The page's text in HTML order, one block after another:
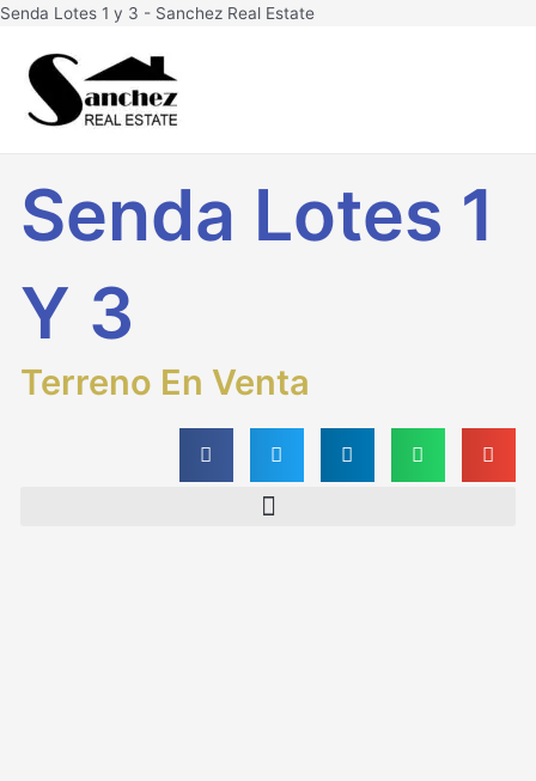
Senda Lotes 1 y 3 - Sanchez Real EstateIr
Senda Lotes 1
Y 3
Terreno En Venta